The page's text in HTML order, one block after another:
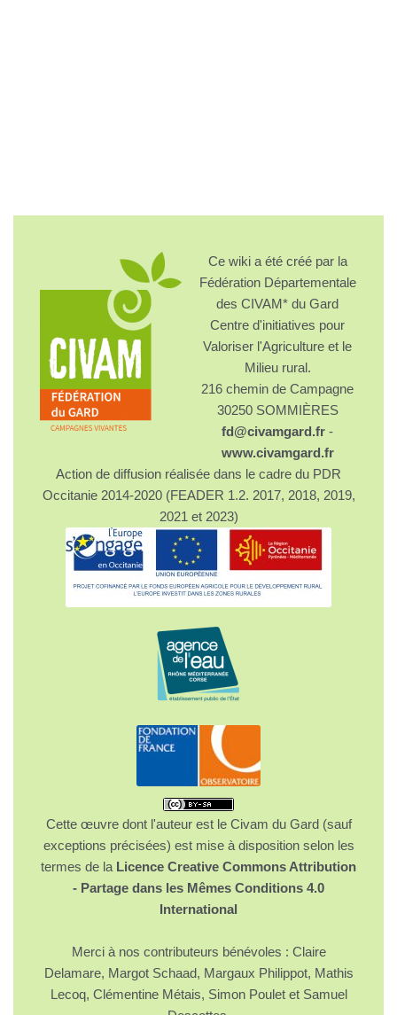
Ce wiki a été créé par la
Fédération Départementale
des CIVAM* du Gard
Centre d'initiatives pour
Valoriser l'Agriculture et le
Milieu rural.
216 chemin de Campagne
30250 SOMMIÈRES
fd@civamgard.fr -
www.civamgard.fr
Action de diffusion réalisée dans le cadre du PDR
Occitanie 2014-2020 (FEADER 1.2. 2017, 2018, 2019,
2021 et 2023)
Cette œuvre dont l'auteur est le Civam du Gard (sauf
exceptions précisées) est mise à disposition selon les
termes de la Licence Creative Commons Attribution
- Partage dans les Mêmes Conditions 4.0
International
Merci à nos contributeurs bénévoles : Claire
Delamare, Margot Schaad, Margaux Philippot, Mathis
Lecoq, Clémentine Métais, Simon Poulet et Samuel